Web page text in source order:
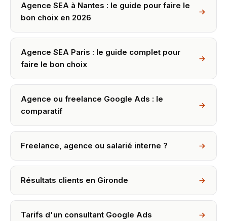
Agence SEA à Nantes : le guide pour faire le
bon choix en 2026
Agence SEA Paris : le guide complet pour
faire le bon choix
Agence ou freelance Google Ads : le
comparatif
Freelance, agence ou salarié interne ?
Résultats clients en Gironde
Tarifs d'un consultant Google Ads